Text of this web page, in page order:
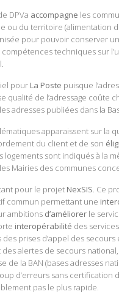
DPVa accompagne les
ou du territoire
pour pouvoir conserver
techniques sur
pour La Poste puisque
qualité de l’adressage coûte
adresses publiées dans la
apparaissent sur la
du client et de son
sont indiqués à la
Mairies des communes
pour le projet NexSIS. Ce
commun permettant une
ambitions d’améliorer le
interopérabilité des
des prises d’appel des
alertes de secours
de la BAN (bases adresses
d’erreurs sans certification
pas le plus rapide.